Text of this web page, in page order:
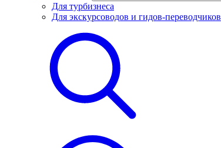
Для турбизнеса
Для экскурсоводов и гидов-переводчиков